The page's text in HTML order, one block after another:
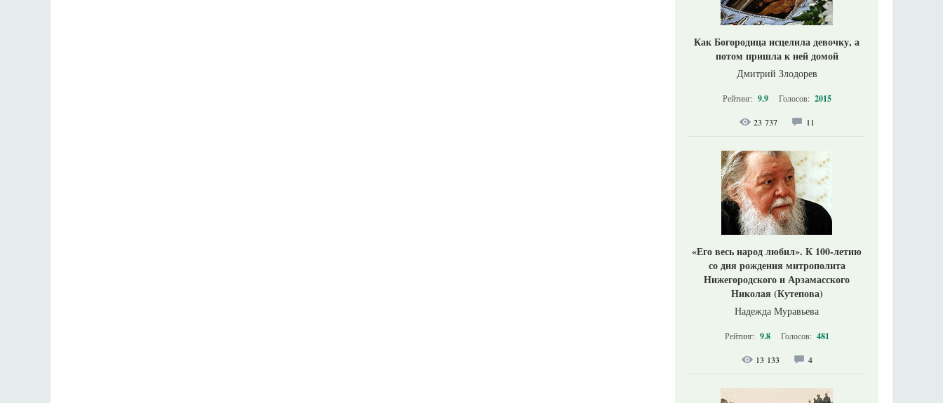
Как Богородица исцелила девочку, а
потом пришла к ней домой
Дмитрий Злодорев
Рейтинг: 9.9 Голосов: 2015
23 737 11
«Его весь народ любил». К 100-летию
со дня рождения митрополита
Нижегородского и Арзамасского
Николая (Кутепова)
Надежда Муравьева
Рейтинг: 9.8 Голосов: 481
13 133 4